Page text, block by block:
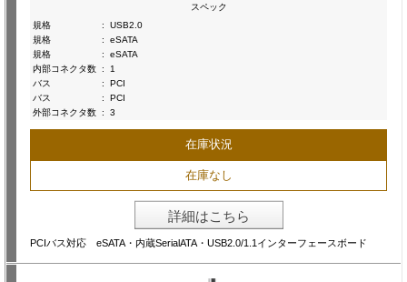
スペック
規格
:
USB2.0
規格
:
eSATA
規格
:
eSATA
内部コネクタ数 :
1
バス
:
PCI
バス
:
PCI
外部コネクタ数 : 3
在庫状況
在庫なし
詳細はこちら
PCIバス対応 eSATA・内蔵SerialATA・USB2.0/1.1インターフェースボード